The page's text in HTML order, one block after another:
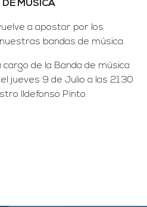
DE MÚSICA
a apostar por los
bandas de música.
de la Banda de música
jueves 9 de Julio a las 21.30
Ildefonso Pinto.